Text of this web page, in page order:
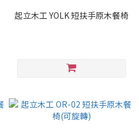
起立木工 YOLK 短扶手原木餐椅